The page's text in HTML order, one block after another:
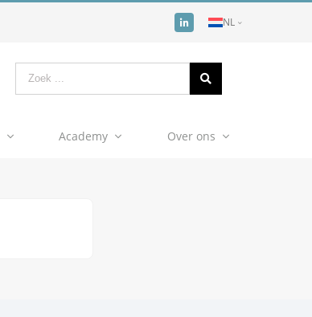
NL
Academy Over ons